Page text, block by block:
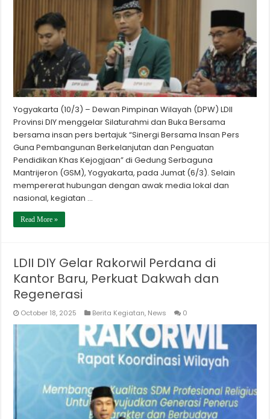
Yogyakarta (10/3) – Dewan Pimpinan Wilayah (DPW) LDII
Provinsi DIY menggelar Silaturahmi dan Buka Bersama
bersama insan pers bertajuk “Sinergi Bersama Insan Pers
Guna Pembangunan Berkelanjutan dan Penguatan
Pendidikan Khas Kejogjaan” di Gedung Serbaguna
Mantrijeron (GSM), Yogyakarta, pada Jumat (6/3). Selain
mempererat hubungan dengan awak media lokal dan
nasional, kegiatan …
Read More »
LDII DIY Gelar Rakorwil Perdana di
Kantor Baru, Perkuat Dakwah dan
Regenerasi
October 18, 2025 Berita Kegiatan, News 0